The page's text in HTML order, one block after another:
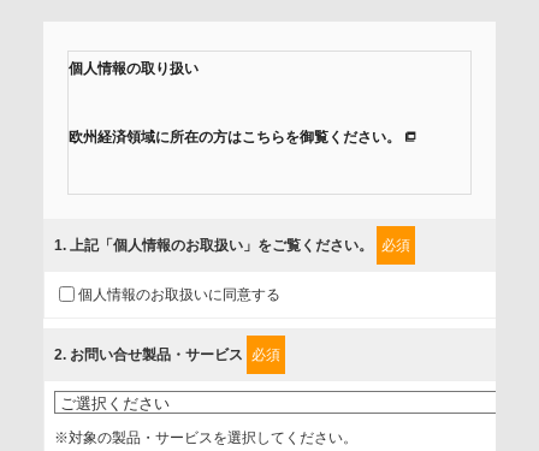
個人情報の取り扱い
欧州経済領域に所在の方はこちらを御覧ください。
組みを行っています。
に取扱い、これらで定める範囲内で、サービスの提供やご案
内等のために利用させていただいております。
情報を提供されるお客様（本人）に対して、情報の収集目
的、管理者、提供の有無、情報提供の任意性や権利について
確認し、当社への情報提供がお客様の懸念にならないよう
1. 上記「個人情報のお取扱い」をご覧ください。 必須
個人情報のお取扱いに同意する
2. お問い合せ製品・サービス 必須
※対象の製品・サービスを選択してください。